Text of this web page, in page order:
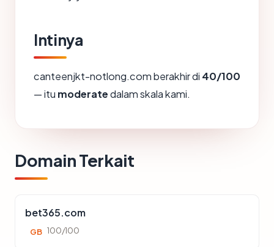
Intinya
canteenjkt-notlong.com berakhir di 40/100
— itu moderatedalam skala kami.
Domain Terkait
bet365.com
GB 100/100